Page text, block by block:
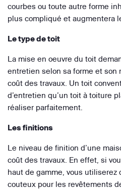
courbes ou toute autre forme
plus compliqué et augmentera
Le type de toit
La mise en oeuvre du toit
entretien selon sa forme et
coût des travaux. Un toit
d’entretien qu’un toit à toiture
réaliser parfaitement.
Les finitions
Le niveau de finition d’une
coût des travaux. En effet, si
haut de gamme, vous
couteux pour les revêtements